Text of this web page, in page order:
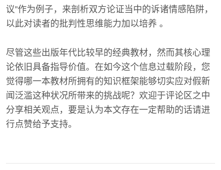
议”作为例子，来剖析双方论证当中的诉诸情感陷阱，
以此对读者的批判性思维能力加以培养 。
尽管这些出版年代比较早的经典教材，然而其核心理
论依旧具备指导价值。在如今这个信息过载阶段，您
觉得哪一本教材所拥有的知识框架能够切实应对假新
闻泛滥这种状况所带来的挑战呢？欢迎于评论区之中
分享相关观点，要是认为本文存在一定帮助的话请进
行点赞给予支持。